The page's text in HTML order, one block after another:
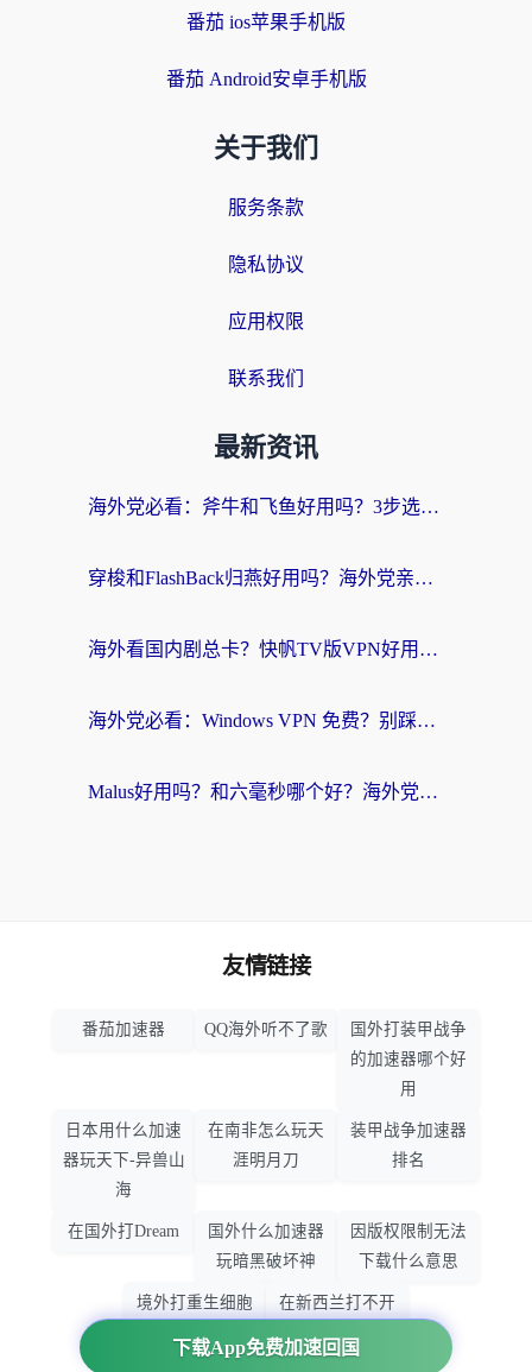
番茄 ios苹果手机版
番茄 Android安卓手机版
关于我们
服务条款
隐私协议
应用权限
联系我们
最新资讯
海外党必看：斧牛和飞鱼好用吗？3步选对回国加速器，无缝刷剧玩国服
穿梭和FlashBack归燕好用吗？海外党亲测3款热门回国加速器，教你选对不踩坑
海外看国内剧总卡？快帆TV版VPN好用吗？和快滚VPN对比哪个回国效果更好？
海外党必看：Windows VPN 免费？别踩坑！教你选对好用的国内加速器无缝回国
Malus好用吗？和六毫秒哪个好？海外党选回国加速器的避坑指南
下载App免费加速回国
友情链接
番茄加速器 QQ海外听不了歌
国外打装甲战争
的加速器哪个好
用
日本用什么加速
器玩天下-异兽山
海
在南非怎么玩天
涯明月刀
装甲战争加速器
排名
在国外打Dream
国外什么加速器
玩暗黑破坏神
因版权限制无法
下载什么意思
境外打重生细胞
加速器哪个好
在新西兰打不开
大智慧怎么办